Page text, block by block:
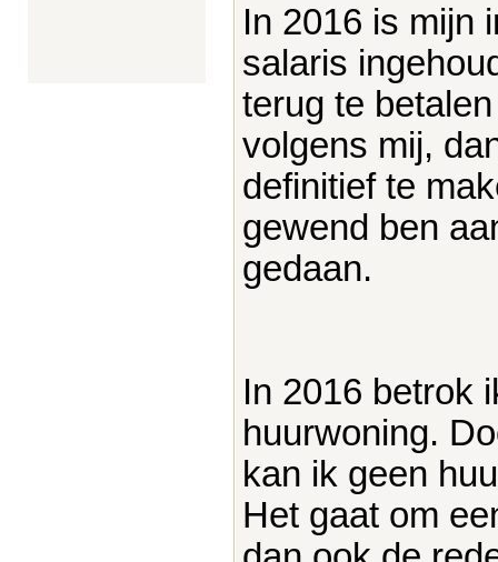
In 2016 is mijn
salaris
terug te
volgens mij,
definitief te
gewend ben
gedaan.
In 2016 betrok
huurwoning.
kan ik geen
Het gaat om